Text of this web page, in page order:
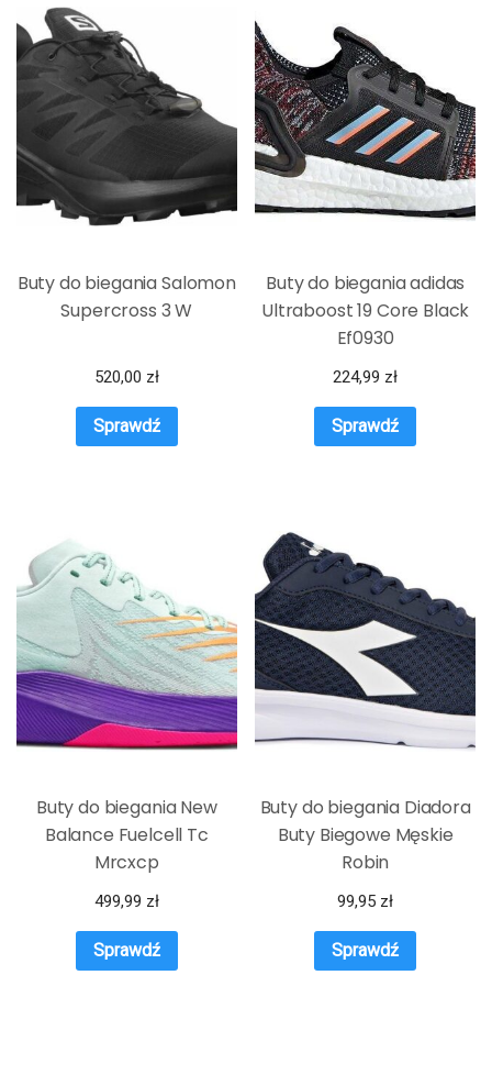
Buty do biegania Salomon
Supercross 3 W
520,00 zł
Sprawdź
Buty do biegania adidas
Ultraboost 19 Core Black
Ef0930
224,99 zł
Sprawdź
Buty do biegania New
Balance Fuelcell Tc
Mrcxcp
499,99 zł
Sprawdź
Buty do biegania Diadora
Buty Biegowe Męskie
Robin
99,95 zł
Sprawdź